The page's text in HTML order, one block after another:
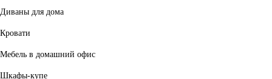
Диваны для дома
Кровати
Мебель в домашний офис
Шкафы-купе